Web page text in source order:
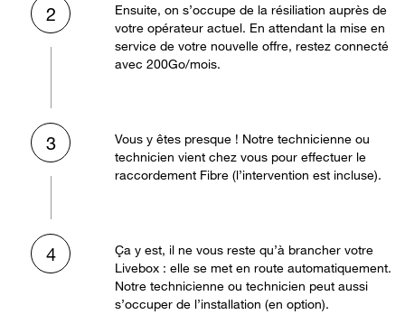
2
Ensuite, on s’occupe de la résiliation auprès de
votre opérateur actuel. En attendant la mise en
service de votre nouvelle offre, restez connecté
avec 200Go/mois.
3
Vous y êtes presque ! Notre technicienne ou
technicien vient chez vous pour effectuer le
raccordement Fibre (l’intervention est incluse).
4
Ça y est, il ne vous reste qu’à brancher votre
Livebox : elle se met en route automatiquement.
Notre technicienne ou technicien peut aussi
s’occuper de l’installation (en option).